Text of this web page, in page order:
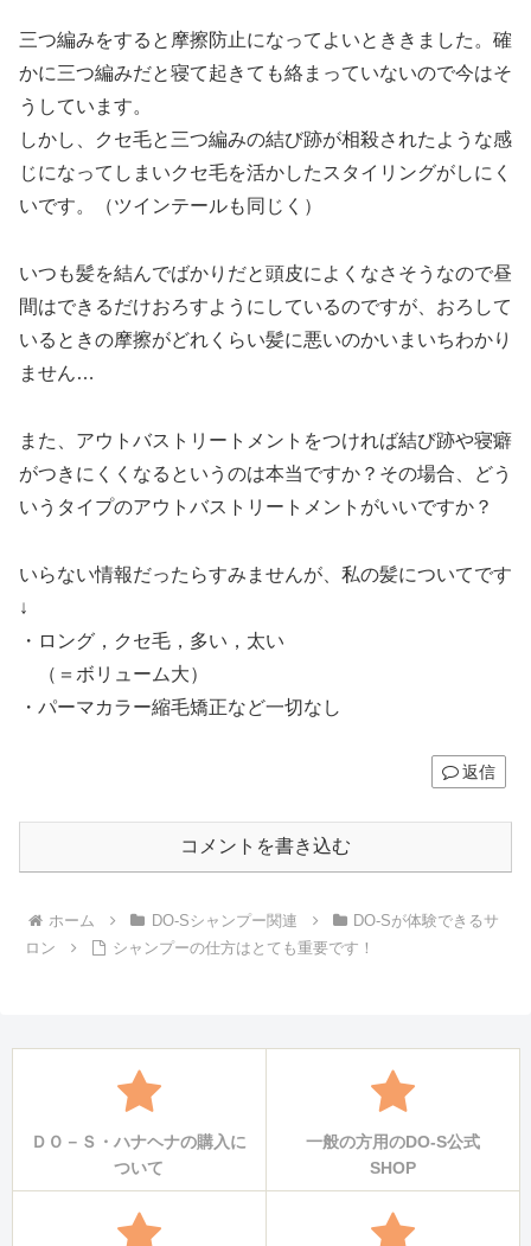
三つ編みをすると摩擦防止になってよいとききました。確
かに三つ編みだと寝て起きても絡まっていないので今はそ
うしています。
しかし、クセ毛と三つ編みの結び跡が相殺されたような感
じになってしまいクセ毛を活かしたスタイリングがしにく
いです。（ツインテールも同じく）
いつも髪を結んでばかりだと頭皮によくなさそうなので昼
間はできるだけおろすようにしているのですが、おろして
いるときの摩擦がどれくらい髪に悪いのかいまいちわかり
ません…
また、アウトバストリートメントをつければ結び跡や寝癖
がつきにくくなるというのは本当ですか？その場合、どう
いうタイプのアウトバストリートメントがいいですか？
いらない情報だったらすみませんが、私の髪についてです
↓
・ロング，クセ毛，多い，太い
（＝ボリューム大）
・パーマカラー縮毛矯正など一切なし
返信
コメントを書き込む
ホーム DO-Sシャンプー関連
DO-Sが体験できるサ
ロン
シャンプーの仕方はとても重要です！
ＤＯ－Ｓ・ハナヘナの購入に
ついて
一般の方用のDO-S公式
SHOP